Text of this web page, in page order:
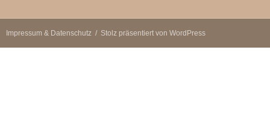
Impressum & Datenschutz Stolz präsentiert von WordPress